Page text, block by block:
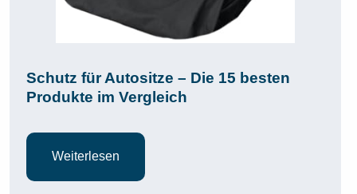
Schutz für Autositze – Die 15 besten
Produkte im Vergleich
Weiterlesen